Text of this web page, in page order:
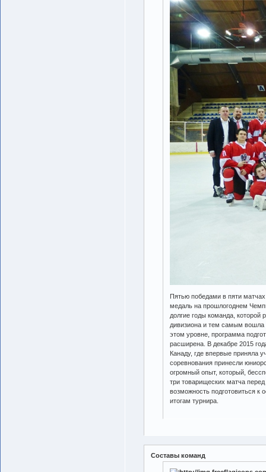
Пятью победами в пяти
медаль на прошлогоднем
долгие годы команда, которой
дивизиона и тем самым вошла
этом уровне, программа
расширена. В декабре 2015
Канаду, где впервые приняла
соревнования принесли
огромный опыт, который,
три товарищеских матча
возможность подготовиться к
итогам турнира.
Составы команд